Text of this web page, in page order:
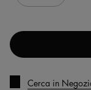
Cerca in